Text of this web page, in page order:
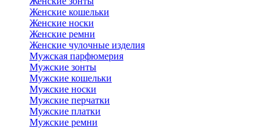
Женские кошельки
Женские носки
Женские ремни
Женские чулочные изделия
Мужская парфюмерия
Мужские зонты
Мужские кошельки
Мужские носки
Мужские перчатки
Мужские платки
Мужские ремни